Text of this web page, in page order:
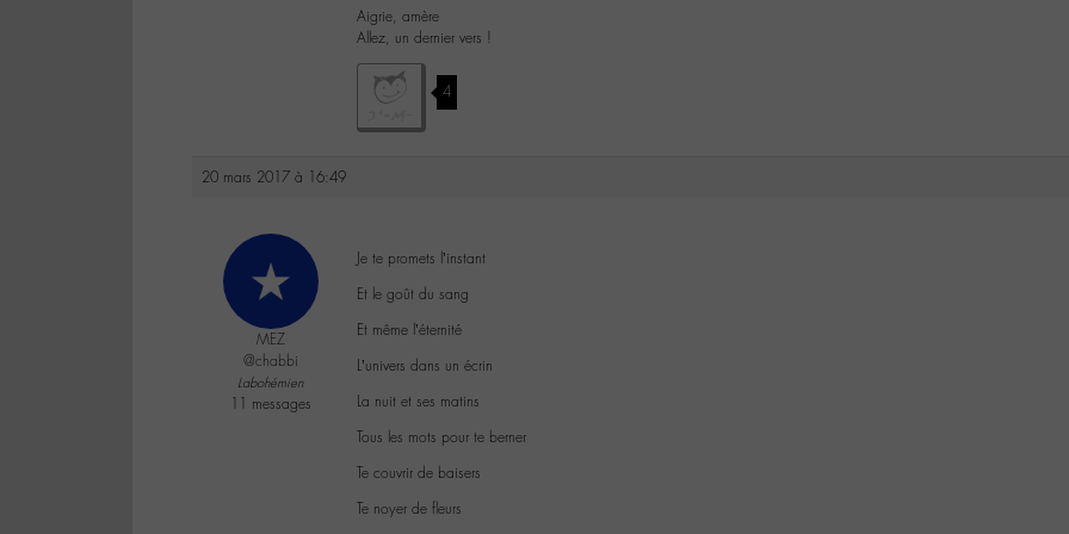
Aigrie, amère
Allez, un dernier vers !
4
20 mars 2017 à 16:49
MEZ
@chabbi
Labohémien
11 messages
Je te promets l’instant
Et le goût du sang
Et même l’éternité
L’univers dans un écrin
La nuit et ses matins
Tous les mots pour te berner
Te couvrir de baisers
Te noyer de fleurs